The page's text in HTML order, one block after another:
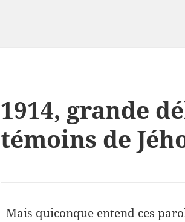
1914, grande
témoins de
Mais quiconque entend ces